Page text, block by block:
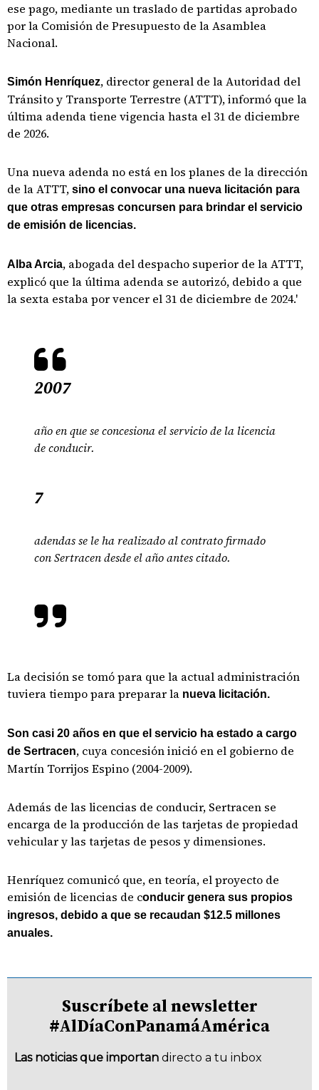
ese pago, mediante un traslado de partidas aprobado
por la Comisión de Presupuesto de la Asamblea
Nacional.
Simón Henríquez, director general de la Autoridad del
Tránsito y Transporte Terrestre (ATTT), informó que la
última adenda tiene vigencia hasta el 31 de diciembre
de 2026.
Una nueva adenda no está en los planes de la dirección
de la ATTT, sino el convocar una nueva licitación para
que otras empresas concursen para brindar el servicio
de emisión de licencias.
Alba Arcia, abogada del despacho superior de la ATTT,
explicó que la última adenda se autorizó, debido a que
la sexta estaba por vencer el 31 de diciembre de 2024.'
2007
año en que se concesiona el servicio de la licencia
de conducir.
7
adendas se le ha realizado al contrato firmado
con Sertracen desde el año antes citado.
La decisión se tomó para que la actual administración
tuviera tiempo para preparar la nueva licitación.
Son casi 20 años en que el servicio ha estado a cargo
de Sertracen, cuya concesión inició en el gobierno de
Martín Torrijos Espino (2004-2009).
Además de las licencias de conducir, Sertracen se
encarga de la producción de las tarjetas de propiedad
vehicular y las tarjetas de pesos y dimensiones.
Henríquez comunicó que, en teoría, el proyecto de
emisión de licencias de conducir genera sus propios
ingresos, debido a que se recaudan $12.5 millones
anuales.
Suscríbete al newsletter
#AlDíaConPanamáAmérica
Las noticias que importan directo a tu inbox